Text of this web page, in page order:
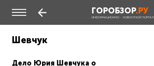
ГОРОБЗОР.РУ
ИНФОРМАЦИОННО - НОВОСТНОЙ ПОРТАЛ
Шевчук
Дело Юрия Шевчука о